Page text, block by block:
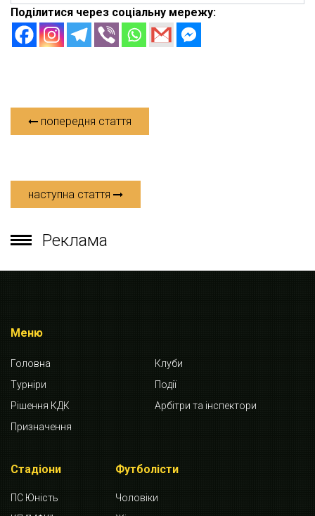
Поділитися через соціальну мережу:
попередня стаття
наступна стаття
Реклама
Меню
Головна
Клуби
Турніри
Події
Рішення КДК
Арбітри та інспектори
Призначення
Стадіони
ПС Юність
Футболісти
Чоловіки